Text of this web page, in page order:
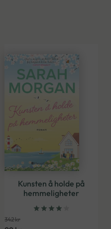
Kunsten å holde på
hemmeligheter
342kr